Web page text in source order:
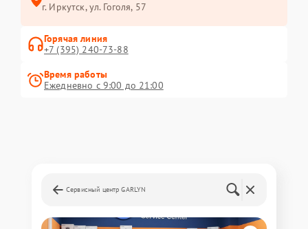
г. Иркутск, ул. ​Гоголя, 57
Горячая линия
+7 (395) 240-73-88
Время работы
Ежедневно с 9:00 до 21:00
Сервисный центр GARLYN